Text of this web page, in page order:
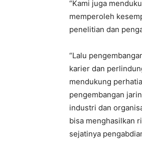
“Kami juga
memperoleh
penelitian dan
“Lalu
karier dan
mendukung
pengembangan
industri dan
bisa menghasilkan
sejatinya